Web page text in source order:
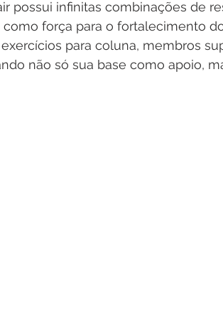
possui infinitas combinações de
como força para o fortalecimento
para coluna, membros
não só sua base como apoio,